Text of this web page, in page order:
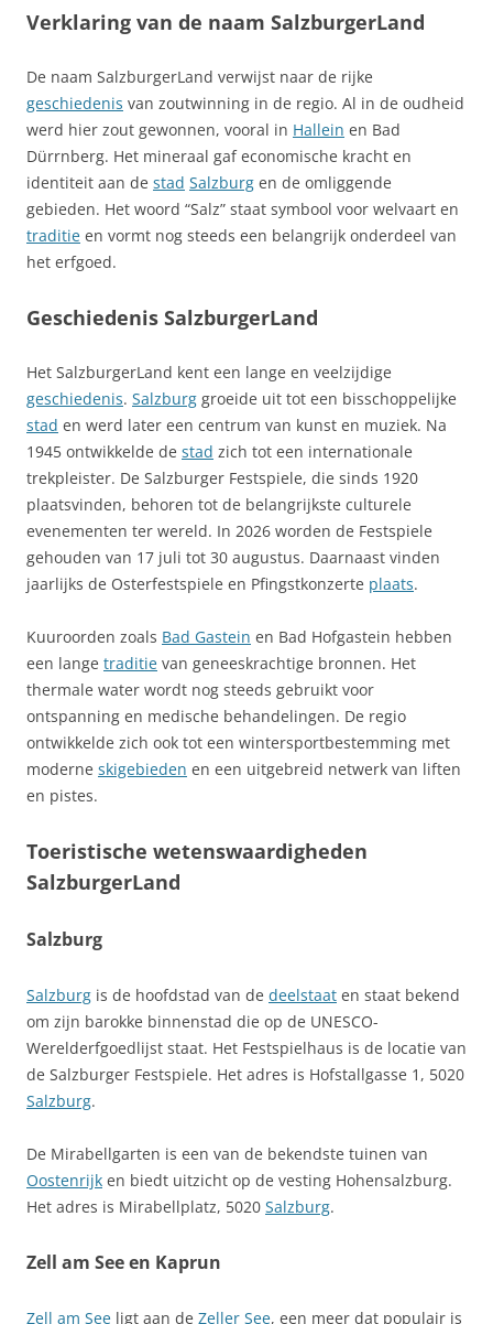
Verklaring van de naam SalzburgerLand
De naam SalzburgerLand verwijst naar de rijke
geschiedenis van zoutwinning in de regio. Al in de oudheid
werd hier zout gewonnen, vooral in Hallein en Bad
Dürrnberg. Het mineraal gaf economische kracht en
identiteit aan de stad Salzburg en de omliggende
gebieden. Het woord “Salz” staat symbool voor welvaart en
traditie en vormt nog steeds een belangrijk onderdeel van
het erfgoed.
Geschiedenis SalzburgerLand
Het SalzburgerLand kent een lange en veelzijdige
geschiedenis. Salzburg groeide uit tot een bisschoppelijke
stad en werd later een centrum van kunst en muziek. Na
1945 ontwikkelde de stad zich tot een internationale
trekpleister. De Salzburger Festspiele, die sinds 1920
plaatsvinden, behoren tot de belangrijkste culturele
evenementen ter wereld. In 2026 worden de Festspiele
gehouden van 17 juli tot 30 augustus. Daarnaast vinden
jaarlijks de Osterfestspiele en Pfingstkonzerte plaats.
Kuuroorden zoals Bad Gastein en Bad Hofgastein hebben
een lange traditie van geneeskrachtige bronnen. Het
thermale water wordt nog steeds gebruikt voor
ontspanning en medische behandelingen. De regio
ontwikkelde zich ook tot een wintersportbestemming met
moderne skigebieden en een uitgebreid netwerk van liften
en pistes.
Toeristische wetenswaardigheden
SalzburgerLand
Salzburg
Salzburg is de hoofdstad van de deelstaat en staat bekend
om zijn barokke binnenstad die op de UNESCO-
Werelderfgoedlijst staat. Het Festspielhaus is de locatie van
de Salzburger Festspiele. Het adres is Hofstallgasse 1, 5020
Salzburg.
De Mirabellgarten is een van de bekendste tuinen van
Oostenrijk en biedt uitzicht op de vesting Hohensalzburg.
Het adres is Mirabellplatz, 5020 Salzburg.
Zell am See en Kaprun
Zell am See ligt aan de Zeller See, een meer dat populair is